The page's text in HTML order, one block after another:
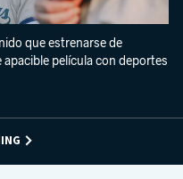
que estrenarse de
película con deportes